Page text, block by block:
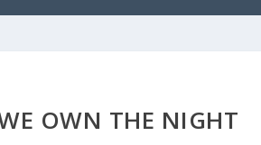
OWN THE NIGHT